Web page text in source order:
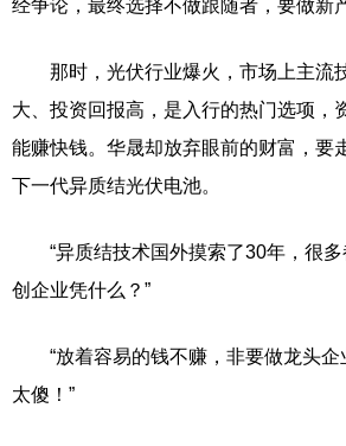
经争论，最终选择不做跟随者，要做新
那时，光伏行业爆火，市场上主流
大、投资回报高，是入行的热门选项，
能赚快钱。华晟却放弃眼前的财富，要
下一代异质结光伏电池。
“异质结技术国外摸索了30年，很多
创企业凭什么？”
“放着容易的钱不赚，非要做龙头企
太傻！”